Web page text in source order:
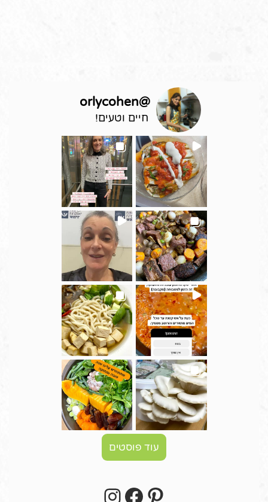
@
orlycohen
חיים וטעים!
עוד פוסטים
Pinterest
Facebook